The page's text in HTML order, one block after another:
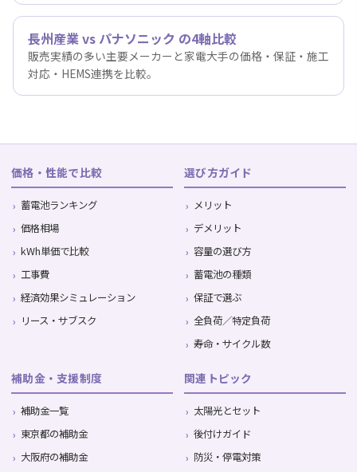
長州産業 vs パナソニック の4軸比較
販売実績の多い主要メーカーと家電大手の価格・保証・施工
対応・HEMS連携を比較。
価格・性能で比較
蓄電池ランキング
価格相場
kWh単価で比較
工事費
経済効果シミュレーション
リース・サブスク
選び方ガイド
メリット
デメリット
容量の選び方
蓄電池の種類
保証で選ぶ
全負荷／特定負荷
寿命・サイクル数
補助金・支援制度
補助金一覧
東京都の補助金
大阪府の補助金
関連トピック
太陽光とセット
後付けガイド
防災・停電対策